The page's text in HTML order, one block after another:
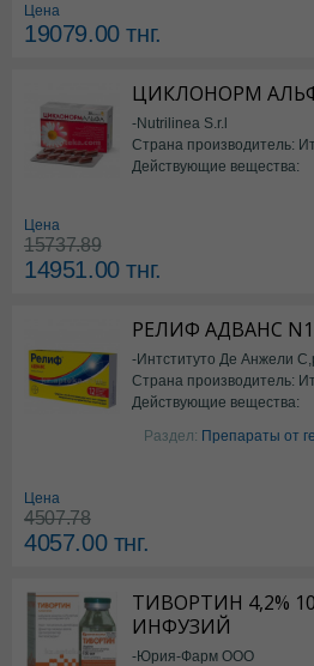
Цена
19079.00тнг.
ЦИКЛОНОРМ
-Nutrilinea S.r.l
Страна производитель:
Действующие вещества:
Цена
15737.89
14951.00тнг.
РЕЛИФ АДВАНС
-Интституто Де Анжели
Страна производитель:
Действующие вещества:
Бензокаин
Раздел: Препараты от
Цена
4507.78
4057.00тнг.
ТИВОРТИН 4,2%
ИНФУЗИЙ
-Юрия-Фарм ООО